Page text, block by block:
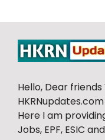
Hello, Dear
Here I am
Jobs, EPF, ESIC